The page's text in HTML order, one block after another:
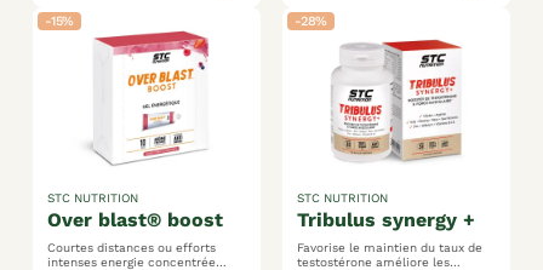
-15%
over blast® boost
STC NUTRITION
Courtes distances ou efforts
intenses energie concentrée
-28%
tribulus synergy +
STC NUTRITION
Favorise le maintien du taux de
testostérone améliore les